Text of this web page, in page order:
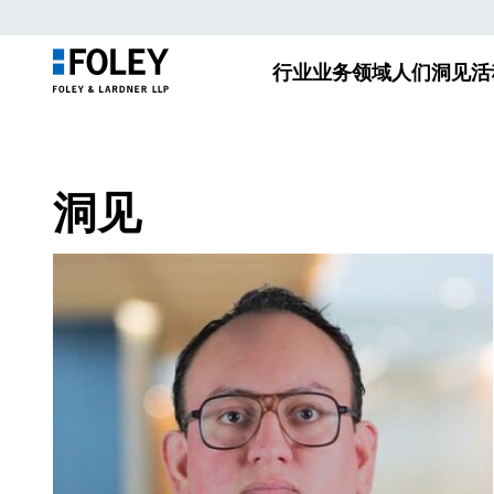
行业业务领域人们洞见
洞见